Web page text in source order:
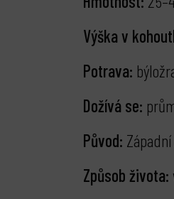
Výška v
Potrava:
Dožívá se:
Původ:
Způsob života: